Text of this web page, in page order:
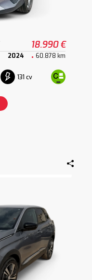
18.990 €
2024 60.878 km
131 cv